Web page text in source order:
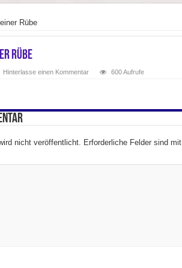
Rübe
Rübe
Hinterlasse einen Kommentar 600 Aufrufe
nicht veröffentlicht. Erforderliche Felder sind mit